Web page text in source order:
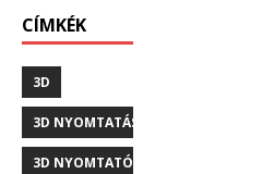
CÍMKÉK
3D
3D NYOMTATÁS
3D NYOMTATÓ